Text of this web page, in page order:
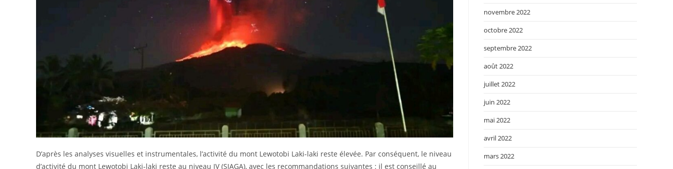
D’après les analyses visuelles et instrumentales, l’activité du mont Lewotobi Laki-laki reste élevée. Par conséquent, le niveau
d’activité du mont Lewotobi Laki-laki reste au niveau IV (SIAGA), avec les recommandations suivantes : il est conseillé au
novembre 2022
octobre 2022
septembre 2022
août 2022
juillet 2022
juin 2022
mai 2022
avril 2022
mars 2022